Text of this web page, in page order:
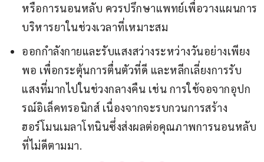
หรือการนอนหลับ ควรปรึกษาแพทย์เพื่อวางแผนการ
บริหารยาในช่วงเวลาที่เหมาะสม
ออกกำลังกายและรับแสงสว่างระหว่างวันอย่างเพียง
พอ เพื่อกระตุ้นการตื่นตัวที่ดี และหลีกเลี่ยงการรับ
แสงที่มากไปในช่วงกลางคืน เช่น การใช้จอจากอุปก
รณ์อิเล็คทรอนิกส์ เนื่องจากจะรบกวนการสร้าง
ฮอร์โมนเมลาโทนินซึ่งส่งผลต่อคุณภาพการนอนหลับ
ที่ไม่ดีตามมา.